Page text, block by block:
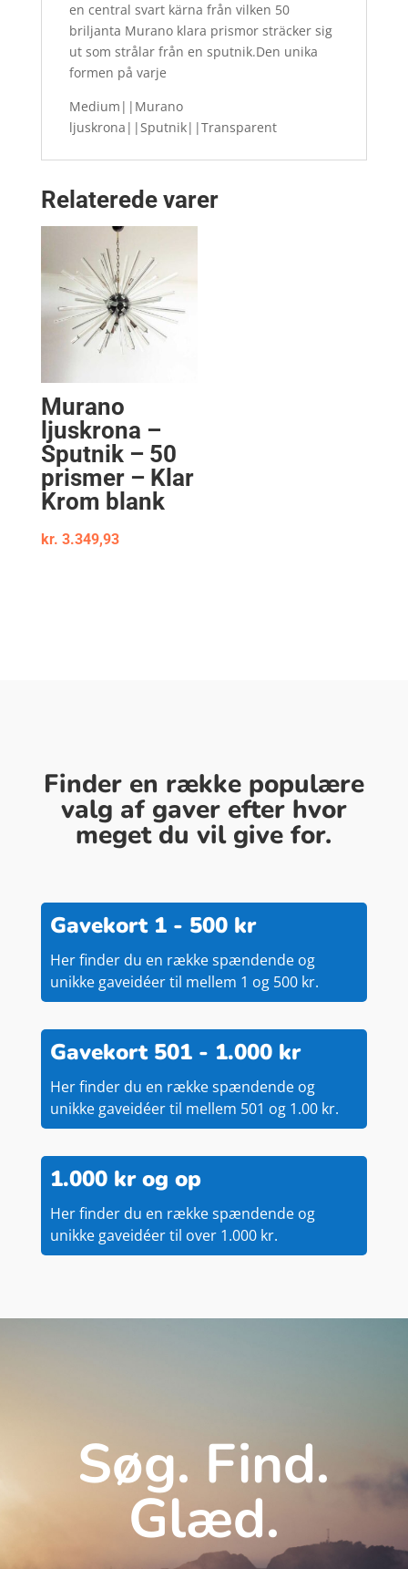
en central svart kärna från vilken 50
briljanta Murano klara prismor sträcker sig
ut som strålar från en sputnik.Den unika
formen på varje
Medium||Murano
ljuskrona||Sputnik||Transparent
Relaterede varer
Murano
ljuskrona –
Sputnik – 50
prismer – Klar
Krom blank
kr. 3.349,93
Finder en række populære
valg af gaver efter hvor
meget du vil give for.
Gavekort 1 - 500 kr
Her finder du en række spændende og
unikke gaveidéer til mellem 1 og 500 kr.
Gavekort 501 - 1.000 kr
Her finder du en række spændende og
unikke gaveidéer til mellem 501 og 1.00 kr.
1.000 kr og op
Her finder du en række spændende og
unikke gaveidéer til over 1.000 kr.
Søg. Find.
Glæd.